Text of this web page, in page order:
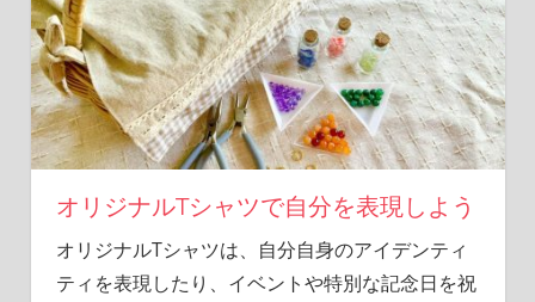
オリジナルTシャツで自分を表現しよう
オリジナルTシャツは、自分自身のアイデンティ
ティを表現したり、イベントや特別な記念日を祝